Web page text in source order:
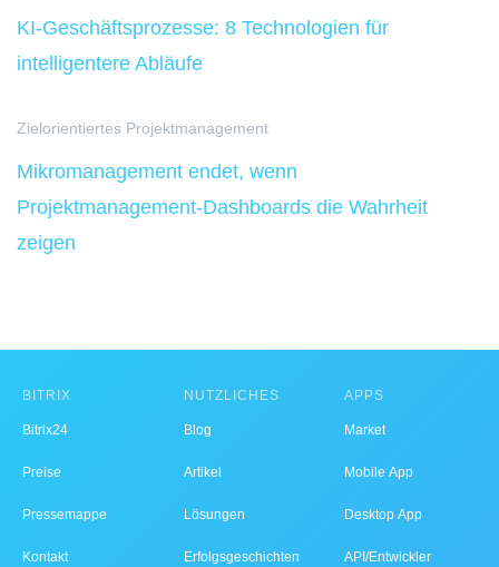
KI-Geschäftsprozesse: 8 Technologien für
intelligentere Abläufe
Zielorientiertes Projektmanagement
Mikromanagement endet, wenn
Projektmanagement-Dashboards die Wahrheit
zeigen
BITRIX
Bitrix24
Preise
Pressemappe
Kontakt
NÜTZLICHES
Blog
Artikel
Lösungen
Erfolgsgeschichten
APPS
Market
Mobile App
Desktop App
API/Entwickler